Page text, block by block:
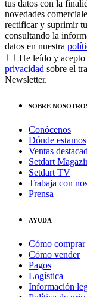
tus datos con la
novedades
rectificar y suprimir
consultando la
datos en nuestra
He leído y acepto
privacidad sobre el
Newsletter.
SOBRE
Conócenos
Dónde estamos
Ventas
Setdart
Setdart TV
Trabaja con
Prensa
AYUDA
Cómo comprar
Cómo vender
Pagos
Logística
Información